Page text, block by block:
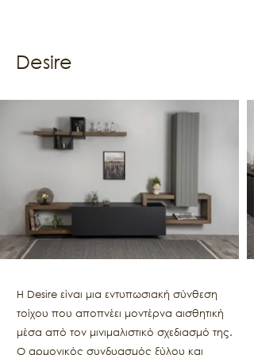
Desire
Η Desire είναι μια εντυπωσιακή σύνθεση
τοίχου που αποπνέει μοντέρνα αισθητική
μέσα από τον μινιμαλιστικό σχεδιασμό της.
Ο αρμονικός συνδυασμός ξύλου και